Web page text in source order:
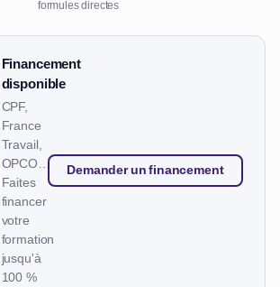
formules directes
Financement
disponible
CPF,
France
Travail,
OPCO…
Faites
financer
votre
formation
jusqu'à
100 %
Demander un financement